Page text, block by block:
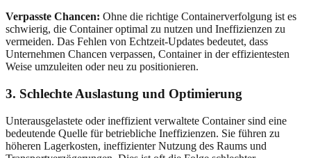
Verpasste Chancen: Ohne die richtige Containerverfolgung ist es
schwierig, die Container optimal zu nutzen und Ineffizienzen zu
vermeiden. Das Fehlen von Echtzeit-Updates bedeutet, dass
Unternehmen Chancen verpassen, Container in der effizientesten
Weise umzuleiten oder neu zu positionieren.
3. Schlechte Auslastung und Optimierung
Unterausgelastete oder ineffizient verwaltete Container sind eine
bedeutende Quelle für betriebliche Ineffizienzen. Sie führen zu
höheren Lagerkosten, ineffizienter Nutzung des Raums und